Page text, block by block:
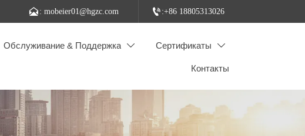
: mobeier01@hgzc.com :+86 18805313026
Обслуживание & Поддержка  Сертификаты 
Контакты